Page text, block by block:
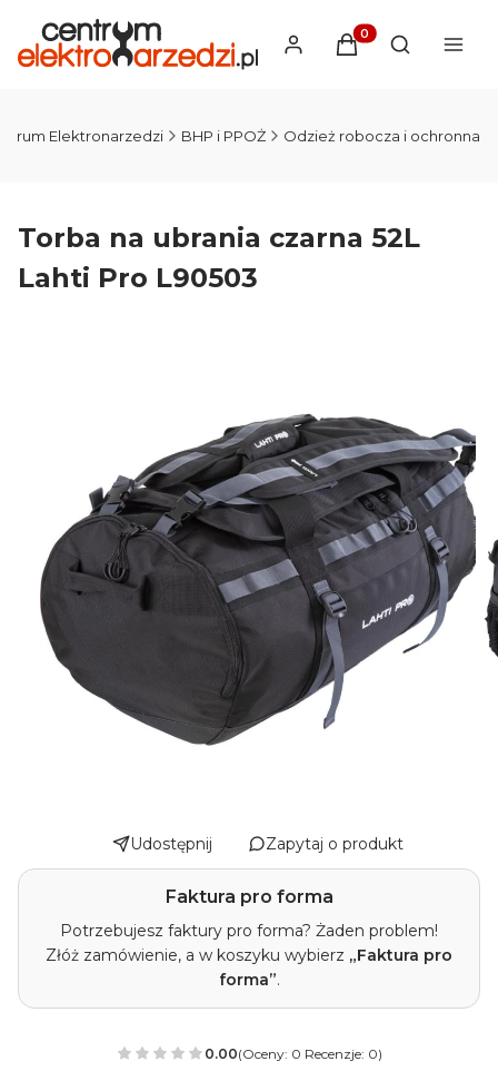
Produkty w
Otwórz
Elektronarzedzi BHP i PPOŻ Odzież robocza i ochronna
Torba na ubrania czarna 52L
Lahti Pro L90503
Udostępnij Zapytaj o produkt
Faktura pro forma
Potrzebujesz faktury pro forma? Żaden problem!
Złóż zamówienie, a w koszyku wybierz „Faktura pro
forma”.
0.00(Oceny: 0 Recenzje: 0)